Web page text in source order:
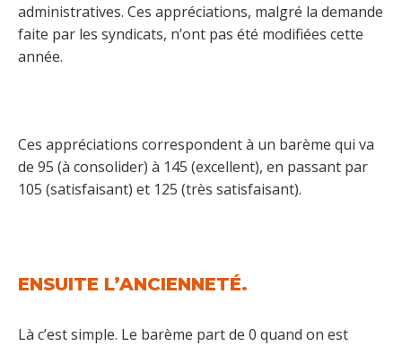
administratives. Ces appréciations, malgré la demande
faite par les syndicats, n’ont pas été modifiées cette
année.
Ces appréciations correspondent à un barème qui va
de 95 (à consolider) à 145 (excellent), en passant par
105 (satisfaisant) et 125 (très satisfaisant).
ENSUITE L’ANCIENNETÉ.
Là c’est simple. Le barème part de 0 quand on est